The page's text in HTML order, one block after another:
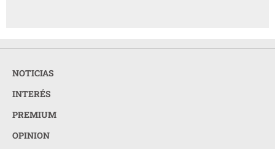
NOTICIAS
INTERÉS
PREMIUM
OPINION